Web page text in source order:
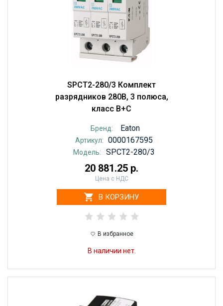
SPCT2-280/3 Комплект
разрядников 280В, 3 полюса,
класс B+C
Бренд: Eaton
Артикул: 0000167595
Модель: SPCT2-280/3
20 881.25 р.
Цена с НДС
В КОРЗИНУ
В избранное
В наличии нет.